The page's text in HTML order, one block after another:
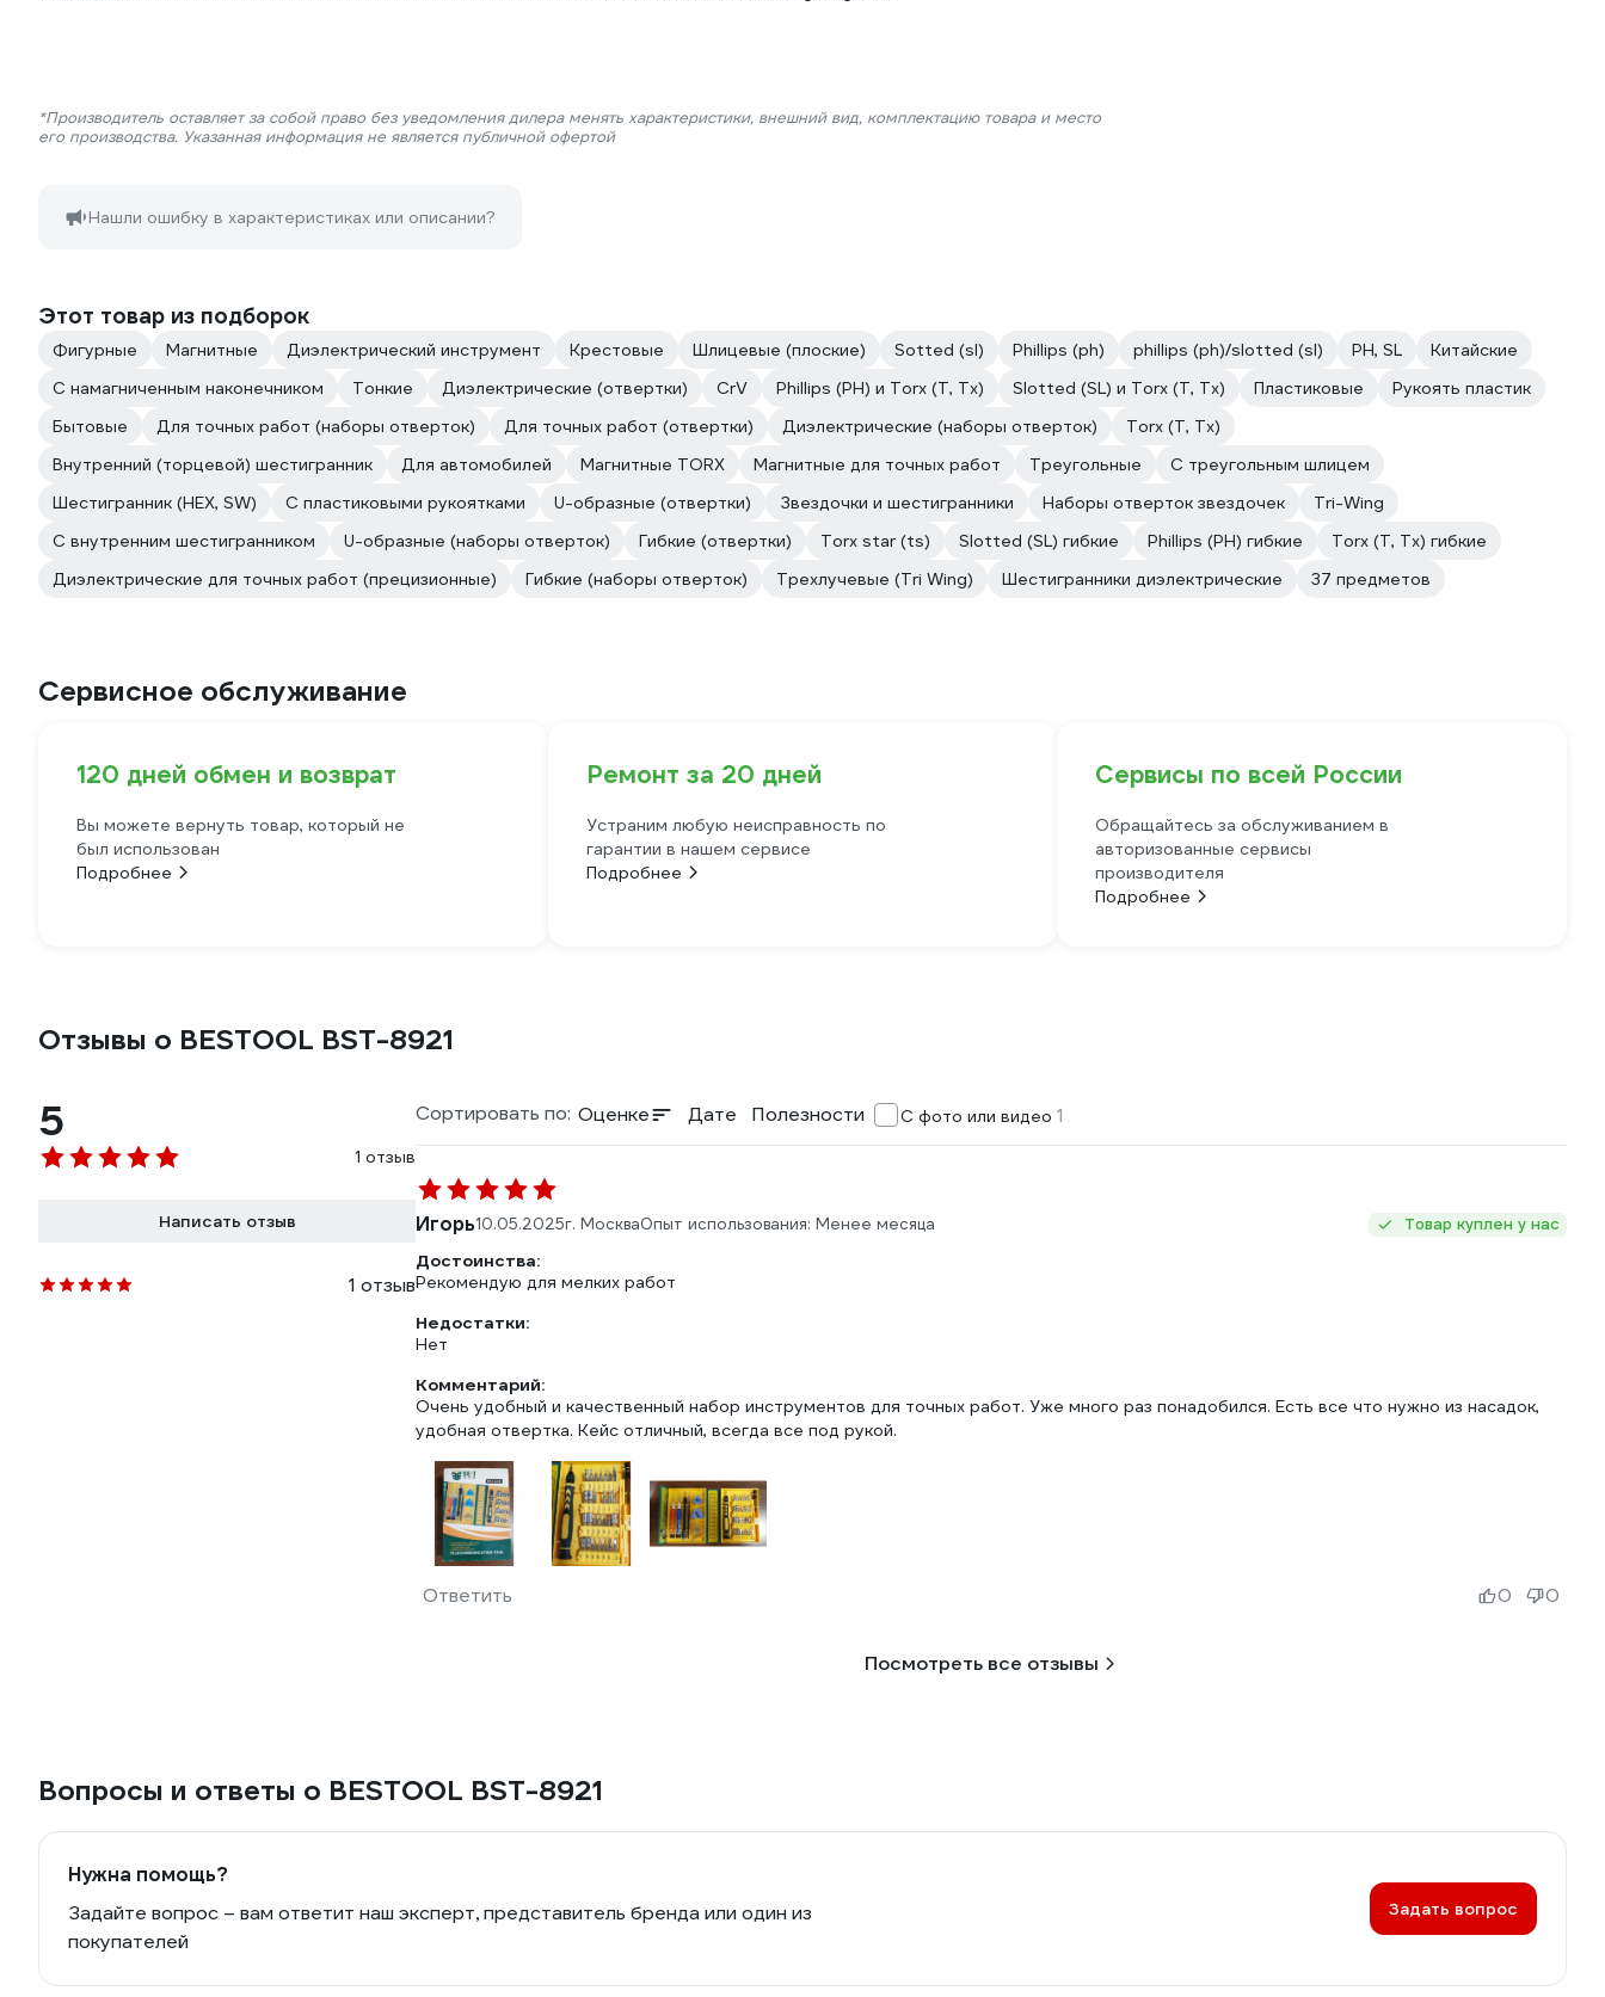
*Производитель оставляет за собой право без уведомления дилера менять характеристики, внешний вид, комплектацию товара и место
его производства. Указанная информация не является публичной офертой
Нашли ошибку в характеристиках или описании?
Этот товар из подборок
Фигурные Магнитные Диэлектрический инструмент Крестовые Шлицевые (плоские) Sotted (sl) Phillips (ph) phillips (ph)/slotted (sl) PH, SL
Китайские
C намагниченным наконечником
Тонкие Диэлектрические (отвертки) CrV Phillips (PH) и Torx (T, Tx) Slotted (SL) и Torx (T, Tx) Пластиковые
Рукоять пластик
Бытовые
Для точных работ (наборы отверток) Для точных работ (отвертки) Диэлектрические (наборы отверток)
Torx (T, Tx)
Внутренний (торцевой) шестигранник
Для автомобилей Магнитные TORX Магнитные для точных работ Треугольные
С треугольным шлицем
Шестигранник (HEX, SW)
С пластиковыми рукоятками U-образные (отвертки) Звездочки и шестигранники Наборы отверток звездочек
Tri-Wing
С внутренним шестигранником
U-образные (наборы отверток) Гибкие (отвертки) Torx star (ts) Slotted (SL) гибкие Phillips (PH) гибкие
Torx (T, Tx) гибкие
Диэлектрические для точных работ (прецизионные)
Гибкие (наборы отверток) Трехлучевые (Tri Wing) Шестигранники диэлектрические 37 предметов
Сервисное обслуживание
120 дней обмен и возврат
Вы можете вернуть товар, который не
был использован
Подробнее
Ремонт за 20 дней
Устраним любую неисправность по
гарантии в нашем сервисе
Подробнее
Сервисы по всей России
Обращайтесь за обслуживанием в
авторизованные сервисы
производителя
Подробнее
Отзывы о BESTOOL BST-8921
5
1 отзыв
Написать отзыв
1 отзыв
Сортировать по: Оценке Дате Полезности С фото или видео 1
Игорь10.05.2025г. МоскваОпыт использования: Менее месяца Товар куплен у нас
Достоинства:
Рекомендую для мелких работ
Недостатки:
Нет
Комментарий:
Очень удобный и качественный набор инструментов для точных работ. Уже много раз понадобился. Есть все что нужно из насадок,
удобная отвертка. Кейс отличный, всегда все под рукой.
Ответить 0 0
Посмотреть все отзывы
Вопросы и ответы о BESTOOL BST-8921
Нужна помощь?
Задайте вопрос – вам ответит наш эксперт, представитель бренда или один из
покупателей
Задать вопрос